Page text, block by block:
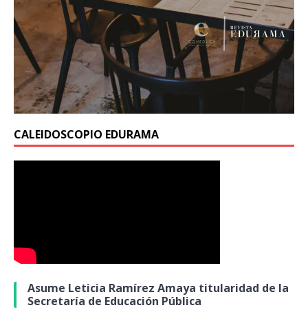
CALEIDOSCOPIO EDURAMA
Asume Leticia Ramírez Amaya titularidad de la
Secretaría de Educación Pública